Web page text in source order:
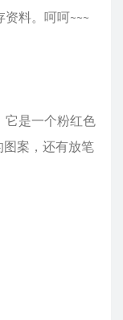
料。呵呵~~~
是一个粉红色
图案，还有放笔